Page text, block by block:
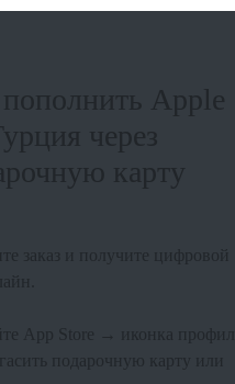
Apple
через
карту
заказ и получите цифровой
App Store → иконка профиля
подарочную карту или